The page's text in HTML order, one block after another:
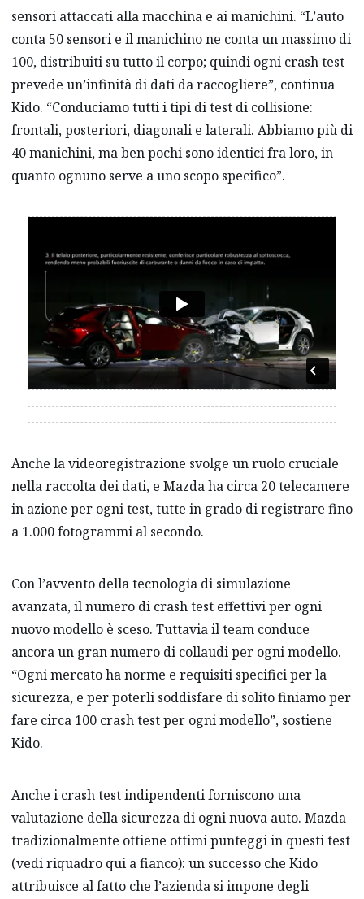
sensori attaccati alla macchina e ai manichini. “L’auto
conta 50 sensori e il manichino ne conta un massimo di
100, distribuiti su tutto il corpo; quindi ogni crash test
prevede un’infinità di dati da raccogliere”, continua
Kido. “Conduciamo tutti i tipi di test di collisione:
frontali, posteriori, diagonali e laterali. Abbiamo più di
40 manichini, ma ben pochi sono identici fra loro, in
quanto ognuno serve a uno scopo specifico”.
Anche la videoregistrazione svolge un ruolo cruciale
nella raccolta dei dati, e Mazda ha circa 20 telecamere
in azione per ogni test, tutte in grado di registrare fino
a 1.000 fotogrammi al secondo.
Con l’avvento della tecnologia di simulazione
avanzata, il numero di crash test effettivi per ogni
nuovo modello è sceso. Tuttavia il team conduce
ancora un gran numero di collaudi per ogni modello.
“Ogni mercato ha norme e requisiti specifici per la
sicurezza, e per poterli soddisfare di solito finiamo per
fare circa 100 crash test per ogni modello”, sostiene
Kido.
Anche i crash test indipendenti forniscono una
valutazione della sicurezza di ogni nuova auto. Mazda
tradizionalmente ottiene ottimi punteggi in questi test
(vedi riquadro qui a fianco): un successo che Kido
attribuisce al fatto che l’azienda si impone degli